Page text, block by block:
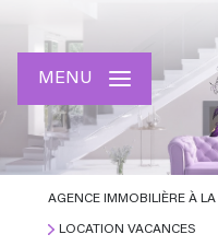
MENU
AGENCE IMMOBILIÈRE À
LOCATION VACANCES